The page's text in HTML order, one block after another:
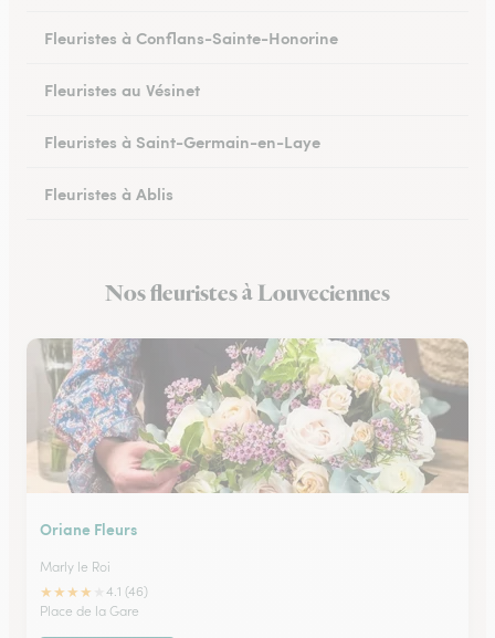
Fleuristes à Conflans-Sainte-Honorine
Fleuristes au Vésinet
Fleuristes à Saint-Germain-en-Laye
Fleuristes à Ablis
Fleuristes à Villepreux
Nos fleuristes à Louveciennes
Oriane Fleurs
Marly le Roi
★★★★
4.1 (46)
Place de la Gare